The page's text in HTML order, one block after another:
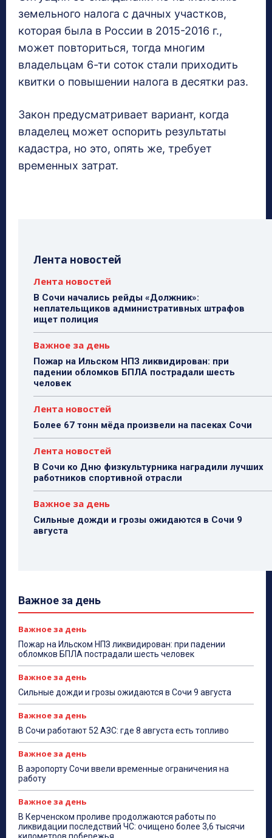
земельного налога с дачных участков,
которая была в России в 2015-2016 г.,
может повториться, тогда многим
владельцам 6-ти соток стали приходить
квитки о повышении налога в десятки раз.
Закон предусматривает вариант, когда
владелец может оспорить результаты
кадастра, но это, опять же, требует
временных затрат.
Лента новостей
Лента новостей
В Сочи начались рейды «Должник»:
неплательщиков административных штрафов
ищет полиция
Важное за день
Пожар на Ильском НПЗ ликвидирован: при
падении обломков БПЛА пострадали шесть
человек
Лента новостей
Более 67 тонн мёда произвели на пасеках Сочи
Лента новостей
В Сочи ко Дню физкультурника наградили лучших
работников спортивной отрасли
Важное за день
Сильные дожди и грозы ожидаются в Сочи 9
августа
Важное за день
Важное за день
Пожар на Ильском НПЗ ликвидирован: при падении
обломков БПЛА пострадали шесть человек
Важное за день
Сильные дожди и грозы ожидаются в Сочи 9 августа
Важное за день
В Сочи работают 52 АЗС: где 8 августа есть топливо
Важное за день
В аэропорту Сочи ввели временные ограничения на
работу
Важное за день
В Керченском проливе продолжаются работы по
ликвидации последствий ЧС: очищено более 3,6 тысячи